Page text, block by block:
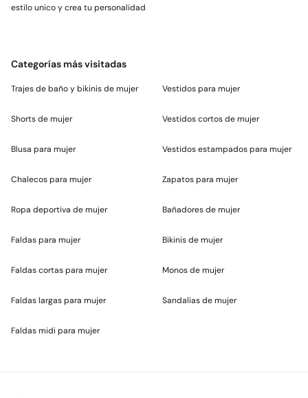
estilo unico y crea tu personalidad
Categorías más visitadas
Trajes de baño y bikinis de mujer
Shorts de mujer
Blusa para mujer
Chalecos para mujer
Ropa deportiva de mujer
Faldas para mujer
Faldas cortas para mujer
Faldas largas para mujer
Faldas midi para mujer
Vestidos para mujer
Vestidos cortos de mujer
Vestidos estampados para mujer
Zapatos para mujer
Bañadores de mujer
Bikinis de mujer
Monos de mujer
Sandalias de mujer